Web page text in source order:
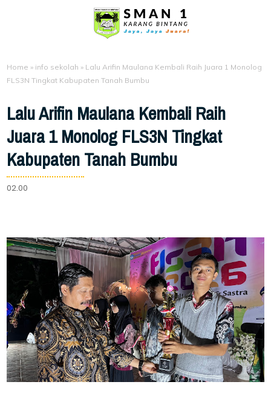
Home » info sekolah » Lalu Arifin Maulana Kembali Raih Juara 1 Monolog
FLS3N Tingkat Kabupaten Tanah Bumbu
Lalu Arifin Maulana Kembali Raih
Juara 1 Monolog FLS3N Tingkat
Kabupaten Tanah Bumbu
02.00